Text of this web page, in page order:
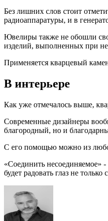
Без лишних слов стоит
радиоаппаратуры, и в
Ювелиры также не обошли
изделий, выполненных при
Применяется кварцевый
В интерьере
Как уже отмечалось выше,
Современные дизайнеры
благородный, но и
С его помощью можно из
«Соединить несоединяемое»
будет радовать глаз не